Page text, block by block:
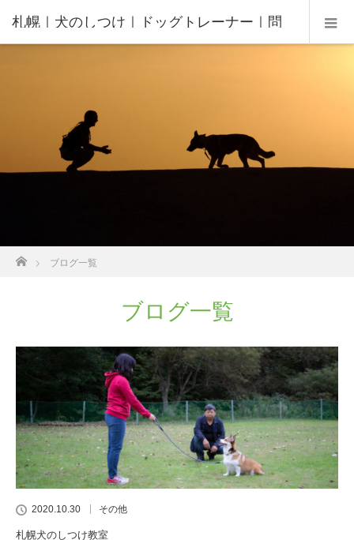
札幌｜犬のしつけ｜ドッグトレーナー｜問
んの家庭教師®️
ブログ一覧
ブログ一覧
2020.10.30 その他
札幌犬のしつけ教室